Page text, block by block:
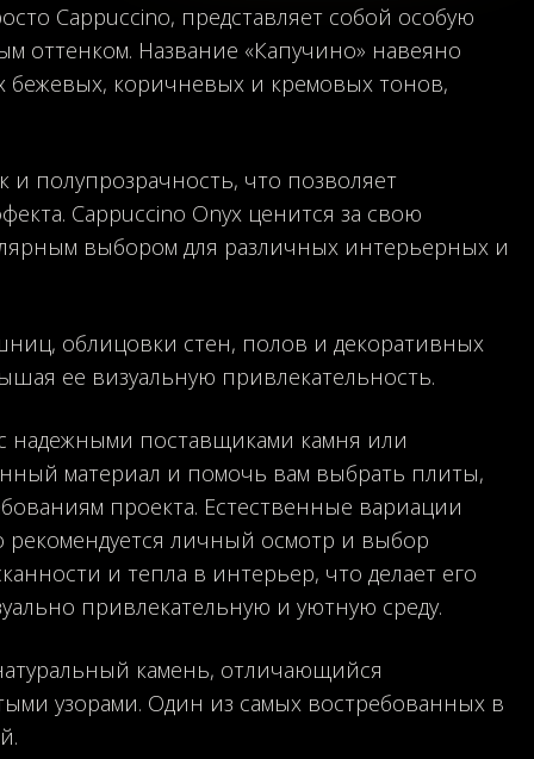
Cappuccino, представляет собой особую
оттенком. Название «Капучино» навеяно
бежевых, коричневых и кремовых тонов,
полупрозрачность, что позволяет
Cappuccino Onyx ценится за свою
выбором для различных интерьерных и
облицовки стен, полов и декоративных
ее визуальную привлекательность.
надежными поставщиками камня или
материал и помочь вам выбрать плиты,
проекта. Естественные вариации
рекомендуется личный осмотр и выбор
и тепла в интерьер, что делает его
привлекательную и уютную среду.
камень, отличающийся
узорами. Один из самых востребованных в